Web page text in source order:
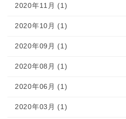
2020年11月 (1)
2020年10月 (1)
2020年09月 (1)
2020年08月 (1)
2020年06月 (1)
2020年03月 (1)